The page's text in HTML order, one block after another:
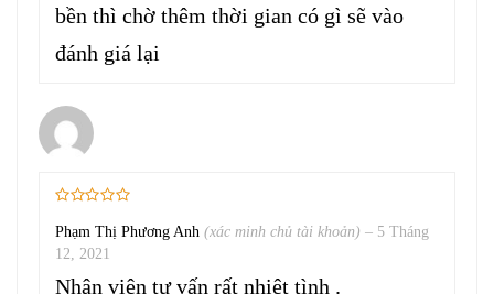
bền thì chờ thêm thời gian có gì sẽ vào
đánh giá lại
Phạm Thị Phương Anh (xác minh chủ tài khoản) – 5 Tháng
12, 2021
Nhân viên tư vấn rất nhiệt tình .